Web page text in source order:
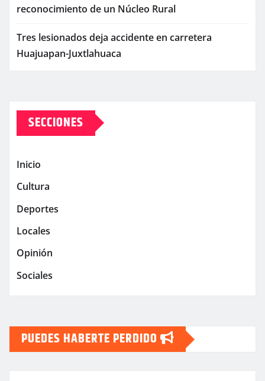
reconocimiento de un Núcleo Rural
Tres lesionados deja accidente en carretera
Huajuapan-Juxtlahuaca
SECCIONES
Inicio
Cultura
Deportes
Locales
Opinión
Sociales
PUEDES HABERTE PERDIDO